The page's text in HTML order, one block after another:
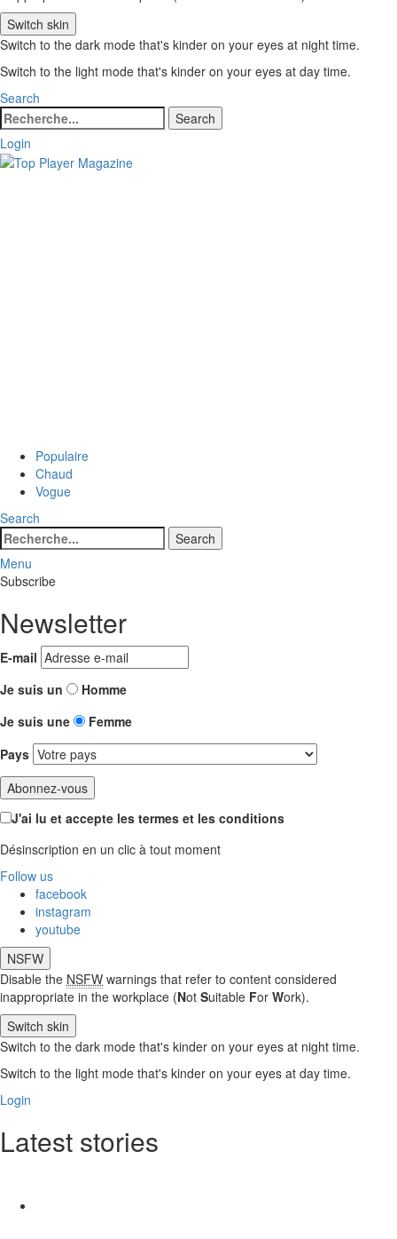
Switch skin
Switch to the dark mode that's kinder on your eyes at night time.
Switch to the light mode that's kinder on your eyes at day time.
Search
Search
for:
Search
Login
Populaire
Chaud
Vogue
Search
Search
for:
Search
Menu
Subscribe
Newsletter
E-mail
Je suis un
Homme
Je suis une
Femme
Pays
J'ai lu et accepte les termes et les conditions
Désinscription en un clic à tout moment
Follow us
facebook
instagram
youtube
NSFW
Disable the NSFW warnings that refer to content considered
inappropriate in the workplace (Not Suitable For Work).
Switch skin
Switch to the dark mode that's kinder on your eyes at night time.
Switch to the light mode that's kinder on your eyes at day time.
Login
Latest stories